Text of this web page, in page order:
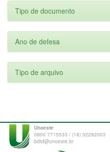
Tipo de documento
Ano de defesa
Tipo de arquivo
Unoeste
0800 7715533 / (18) 32292003
bdtd@unoeste.br